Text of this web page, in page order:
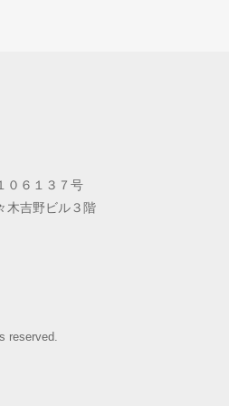
０６１３７号
木吉野ビル３階
reserved.